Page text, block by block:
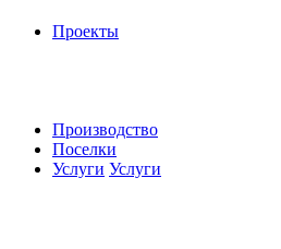
Проекты
Производство
Поселки
Услуги Услуги